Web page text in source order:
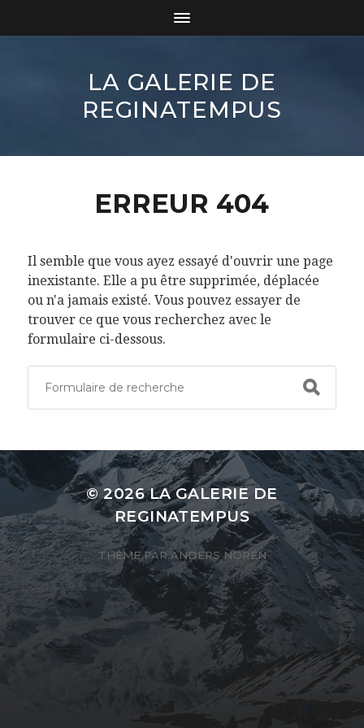
LA GALERIE DE
REGINATEMPUS
ERREUR 404
Il semble que vous ayez essayé d'ouvrir une page
inexistante. Elle a pu être supprimée, déplacée
ou n'a jamais existé. Vous pouvez essayer de
trouver ce que vous recherchez avec le
formulaire ci-dessous.
© 2026LA GALERIE DE
REGINATEMPUS
THÈME PARANDERS NORÉN